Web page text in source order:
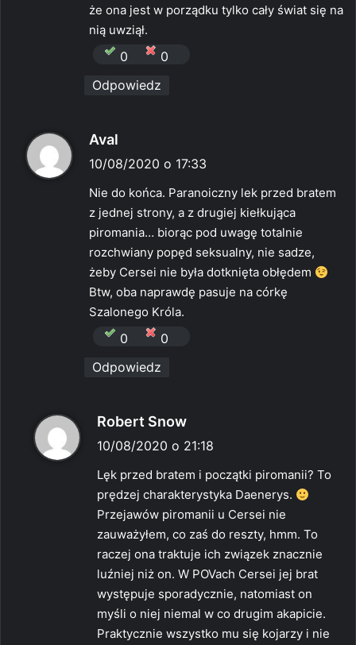
że ona jest w porządku tylko cały świat się na
nią uwziął.
0
0
Odpowiedz
Aval
i
e
:
10/08/2020 o 17:33
Nie do końca. Paranoiczny lek przed bratem
z jednej strony, a z drugiej kiełkująca
piromania… biorąc pod uwagę totalnie
rozchwiany popęd seksualny, nie sadze,
żeby Cersei nie była dotknięta obłędem
Btw, oba naprawdę pasuje na córkę
Szalonego Króla.
0
0
Odpowiedz
Robert Snow
i
e
10/08/2020 o 21:18
Lęk przed bratem i początki piromanii? To
prędzej charakterystyka Daenerys.
Przejawów piromanii u Cersei nie
zauważyłem, co zaś do reszty, hmm. To
raczej ona traktuje ich związek znacznie
luźniej niż on. W POVach Cersei jej brat
występuje sporadycznie, natomiast on
myśli o niej niemal w co drugim akapicie.
Praktycznie wszystko mu się kojarzy i nie